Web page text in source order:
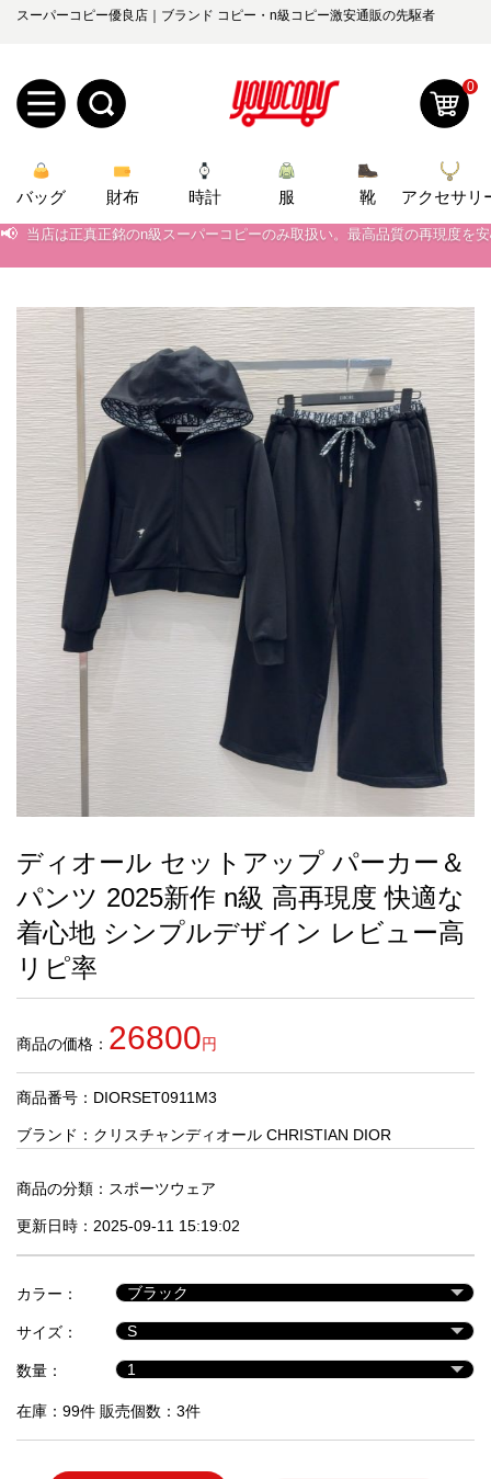
スーパーコピー優良店｜ブランド コピー・n級コピー激安通販の先駆者
規
ザ
ー
登
録
ロ
ン
オ
ー
ダ
ー
お
知
ら
yoyocopys@gmail.com
2026人気特集
バッグ
財布
時計
服
ズボン
衣装セット
靴
住まい用品
アクセサリー
ベルト
スカーフ
アイフォーンケ
ース
小物
最
お
す
す
め
商
人
気
品
セ
商
品
0
バッグ 財布 時計 服 靴 アクセサリ
📢 当店は正真正銘のn級スーパーコピーのみ取扱い。最高品質の再現度を
2026春の新作続々更新中！期間中のご注文でお得な割引をご利用いただ
📢 当店は正真正銘のn級スーパーコピーのみ取扱い。最高品質の再現度を
📢 2026春の新作続々更新中！期間中のご注文でお得な割引をご利用いただ
📢 新作入荷！ルイ・ヴィトンスーパーコピー バッグ最新モデルが登場。
ディオール セットアップ パーカー＆
パンツ 2025新作 n級 高再現度 快適な
着心地 シンプルデザイン レビュー高
リピ率
商品の価格： 26800円
商品番号：DIORSET0911M3
ブランド： クリスチャンディオール CHRISTIAN DIOR
商品の分類： スポーツウェア
更新日時：2025-09-11 15:19:02
カラー：
サイズ：
数量：
在庫：99件 販売個数：3件